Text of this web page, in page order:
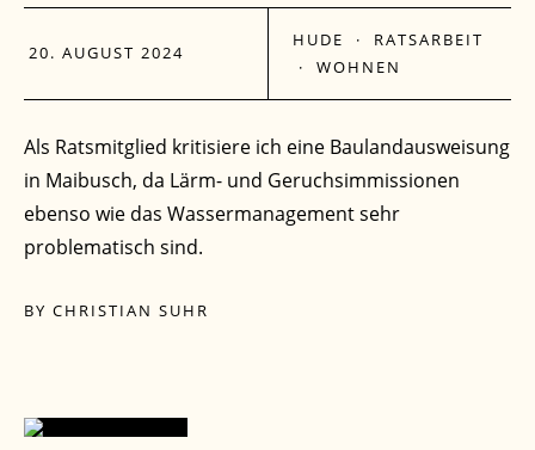
20. AUGUST 2024
HUDE · RATSARBEIT
· WOHNEN
Als Ratsmitglied kritisiere ich eine Baulandausweisung
in Maibusch, da Lärm- und Geruchsimmissionen
ebenso wie das Wassermanagement sehr
problematisch sind.
BY CHRISTIAN SUHR